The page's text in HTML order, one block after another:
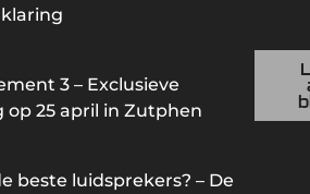
3 – Exclusieve
op 25 april in Zutphen
beste luidsprekers? – De